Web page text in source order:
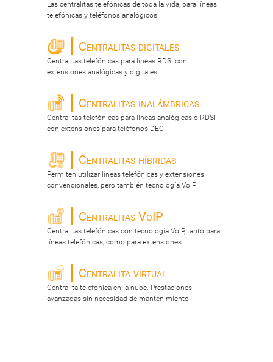
Las centralitas telefónicas de toda la vida, para líneas
telefónicas y teléfonos analógicos
Centralitas digitales
Centralitas telefónicas para líneas RDSI con
extensiones analógicas y digitales
Centralitas inalámbricas
Centralitas telefónicas para líneas analógicas o RDSI
con extensiones para teléfonos DECT
Centralitas híbridas
Permiten utilizar líneas telefónicas y extensiones
convencionales, pero también tecnología VoIP
Centralitas VoIP
Centralitas telefónicas con tecnología VoIP, tanto para
líneas telefónicas, como para extensiones
Centralita virtual
Centralita telefónica en la nube. Prestaciones
avanzadas sin necesidad de mantenimiento